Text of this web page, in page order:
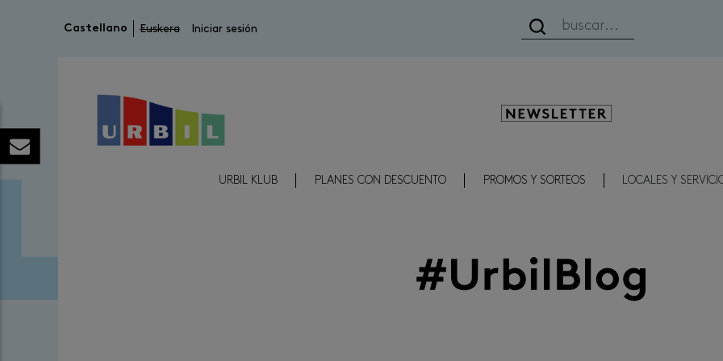
Castellano Euskera Menú de cuenta de usuario
Iniciar sesión
Newsletter
Menú Reducido Cabecera
URBIL KLUB PLANES CON DESCUENTO PROMOS Y SORTEOS LOCALES Y